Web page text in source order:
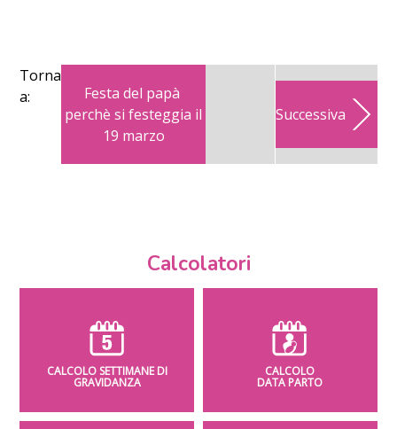
Torna
a:
Festa del papà
perchè si festeggia il
19 marzo
Successiva
Calcolatori
CALCOLO SETTIMANE DI
GRAVIDANZA
CALCOLO
DATA PARTO